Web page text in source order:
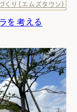
り（エムズタウン）
を考える